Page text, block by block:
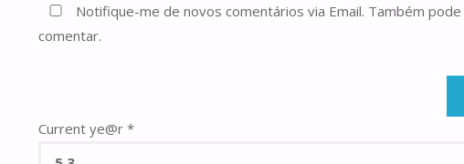
Notifique-me de novos comentários via Email. Também pode
comentar.
Current ye@r *